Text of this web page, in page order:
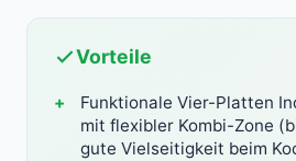
Vorteile
Funktionale Vier-Platten
mit flexibler Kombi-Zone
gute Vielseitigkeit beim